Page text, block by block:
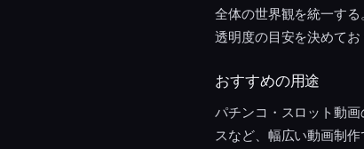
全体の世界観を統一す
透明度の目安を決めてお
おすすめの用途
パチンコ・スロット動
スなど、幅広い動画制